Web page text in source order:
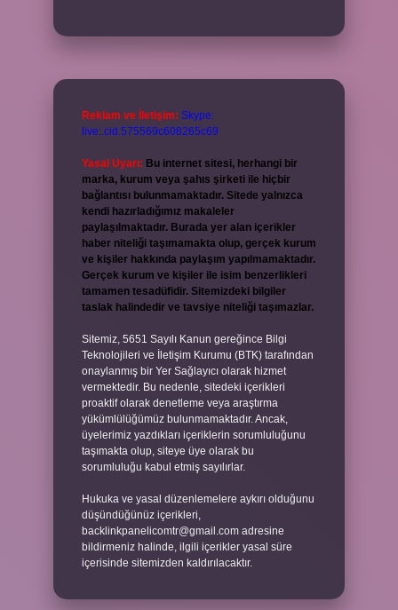
Reklam ve İletişim: Skype:
live:.cid.575569c608265c69
Yasal Uyarı: Bu internet sitesi, herhangi bir
marka, kurum veya şahıs şirketi ile hiçbir
bağlantısı bulunmamaktadır. Sitede yalnızca
kendi hazırladığımız makaleler
paylaşılmaktadır. Burada yer alan içerikler
haber niteliği taşımamakta olup, gerçek kurum
ve kişiler hakkında paylaşım yapılmamaktadır.
Gerçek kurum ve kişiler ile isim benzerlikleri
tamamen tesadüfidir. Sitemizdeki bilgiler
taslak halindedir ve tavsiye niteliği taşımazlar.
Sitemiz, 5651 Sayılı Kanun gereğince Bilgi
Teknolojileri ve İletişim Kurumu (BTK) tarafından
onaylanmış bir Yer Sağlayıcı olarak hizmet
vermektedir. Bu nedenle, sitedeki içerikleri
proaktif olarak denetleme veya araştırma
yükümlülüğümüz bulunmamaktadır. Ancak,
üyelerimiz yazdıkları içeriklerin sorumluluğunu
taşımakta olup, siteye üye olarak bu
sorumluluğu kabul etmiş sayılırlar.
Hukuka ve yasal düzenlemelere aykırı olduğunu
düşündüğünüz içerikleri,
backlinkpanelicomtr@gmail.com adresine
bildirmeniz halinde, ilgili içerikler yasal süre
içerisinde sitemizden kaldırılacaktır.